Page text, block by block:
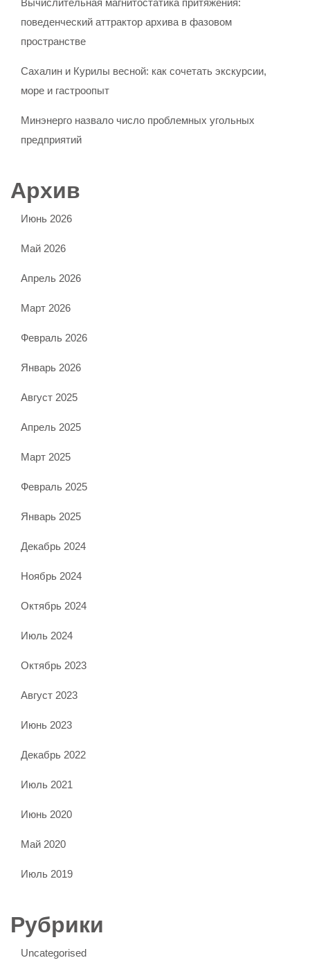
Вычислительная магнитостатика притяжения:
поведенческий аттрактор архива в фазовом
пространстве
Сахалин и Курилы весной: как сочетать экскурсии,
море и гастроопыт
Минэнерго назвало число проблемных угольных
предприятий
Архив
Июнь 2026
Май 2026
Апрель 2026
Март 2026
Февраль 2026
Январь 2026
Август 2025
Апрель 2025
Март 2025
Февраль 2025
Январь 2025
Декабрь 2024
Ноябрь 2024
Октябрь 2024
Июль 2024
Октябрь 2023
Август 2023
Июнь 2023
Декабрь 2022
Июль 2021
Июнь 2020
Май 2020
Июль 2019
Рубрики
Uncategorised